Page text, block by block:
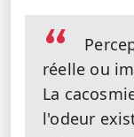
réelle ou
La
l'odeur